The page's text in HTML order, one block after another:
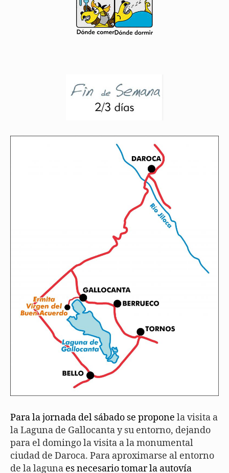
Para la jornada del sábado se propone la visita a
la Laguna de Gallocanta y su entorno, dejando
para el domingo la visita a la monumental
ciudad de Daroca. Para aproximarse al entorno
de la laguna es necesario tomar la autovía